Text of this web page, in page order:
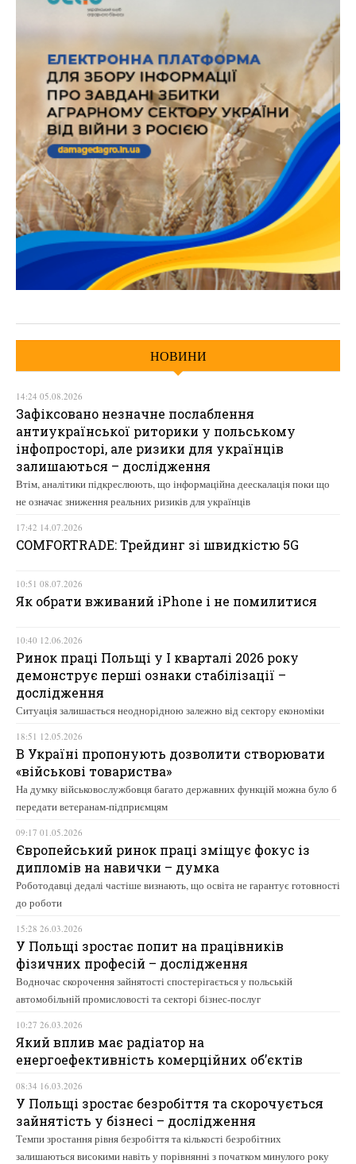
НОВИНИ
14:24 05.08.2026
Зафіксовано незначне послаблення
антиукраїнської риторики у польському
інфопросторі, але ризики для українців
залишаються – дослідження
Втім, аналітики підкреслюють, що інформаційна деескалація поки що
не означає зниження реальних ризиків для українців
17:42 14.07.2026
COMFORTRADE: Трейдинг зі швидкістю 5G
10:51 08.07.2026
Як обрати вживаний iPhone і не помилитися
10:40 12.06.2026
Ринок праці Польщі у І кварталі 2026 року
демонструє перші ознаки стабілізації –
дослідження
Ситуація залишається неоднорідною залежно від сектору економіки
18:51 12.05.2026
В Україні пропонують дозволити створювати
«військові товариства»
На думку військовослужбовця багато державних функцій можна було б
передати ветеранам-підприємцям
09:17 01.05.2026
Європейський ринок праці зміщує фокус із
дипломів на навички – думка
Роботодавці дедалі частіше визнають, що освіта не гарантує готовності
до роботи
15:28 26.03.2026
У Польщі зростає попит на працівників
фізичних професій – дослідження
Водночас скорочення зайнятості спостерігається у польській
автомобільній промисловості та секторі бізнес-послуг
10:27 26.03.2026
Який вплив має радіатор на
енергоефективність комерційних об’єктів
08:34 16.03.2026
У Польщі зростає безробіття та скорочується
зайнятість у бізнесі – дослідження
Темпи зростання рівня безробіття та кількості безробітних
залишаються високими навіть у порівнянні з початком минулого року